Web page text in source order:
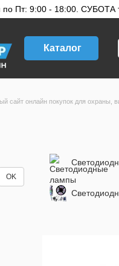
Пт: 9:00 - 18:00. СУБОТА та
Каталог
сайт онлайн покупок для охраны,
OK